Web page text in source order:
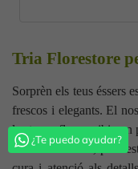
Tria Florestore
Sorprèn els teus éssers
frescos i elegants. El
les teves flors arribin en
Amb Florestore, pots
¿Te puedo ayudar?